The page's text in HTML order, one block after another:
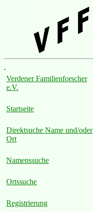
.
Verdener Familienforscher
e.V.
Startseite
Direktsuche Name und/oder
Ort
Namenssuche
Ortssuche
Registrierung